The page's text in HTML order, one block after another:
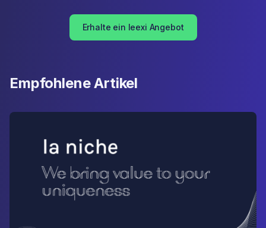
Erhalte ein leexi Angebot
Empfohlene Artikel